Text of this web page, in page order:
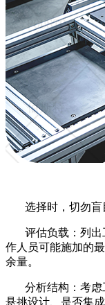
选择时，切勿盲
评估负载：列
作人员可能施加的
余量。
分析结构：考
悬挑设计、是否集